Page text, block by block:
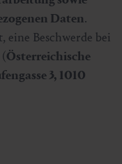
Daten.
eine Beschwerde bei
Österreichische
3, 1010